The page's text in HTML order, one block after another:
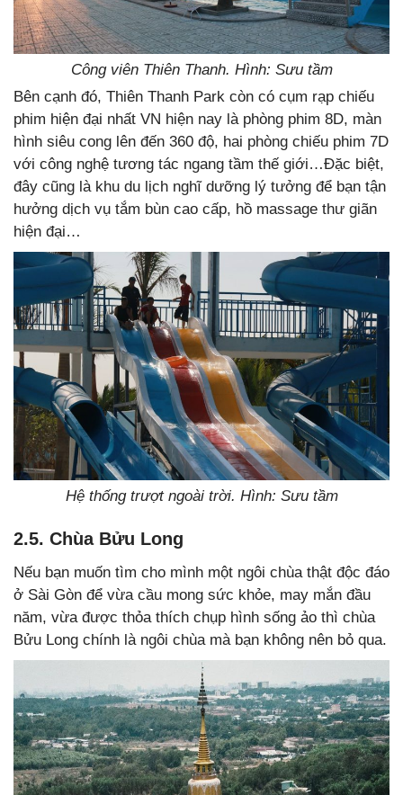
Công viên Thiên Thanh. Hình: Sưu tầm
Bên cạnh đó, Thiên Thanh Park còn có cụm rạp chiếu
phim hiện đại nhất VN hiện nay là phòng phim 8D, màn
hình siêu cong lên đến 360 độ, hai phòng chiếu phim 7D
với công nghệ tương tác ngang tầm thế giới…Đặc biệt,
đây cũng là khu du lịch nghĩ dưỡng lý tưởng để bạn tận
hưởng dịch vụ tắm bùn cao cấp, hồ massage thư giãn
hiện đại…
Hệ thống trượt ngoài trời. Hình: Sưu tầm
2.5. Chùa Bửu Long
Nếu bạn muốn tìm cho mình một ngôi chùa thật độc đáo
ở Sài Gòn để vừa cầu mong sức khỏe, may mắn đầu
năm, vừa được thỏa thích chụp hình sống ảo thì chùa
Bửu Long chính là ngôi chùa mà bạn không nên bỏ qua.